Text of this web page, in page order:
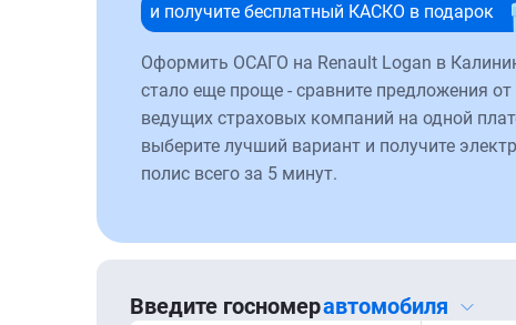
и получите бесплатный КАСКО в подарок
Оформить ОСАГО на Renault Logan в
стало еще проще - сравните предложения от
ведущих страховых компаний на одной
выберите лучший вариант и получите
полис всего за 5 минут.
Введите госномеравтомобиля